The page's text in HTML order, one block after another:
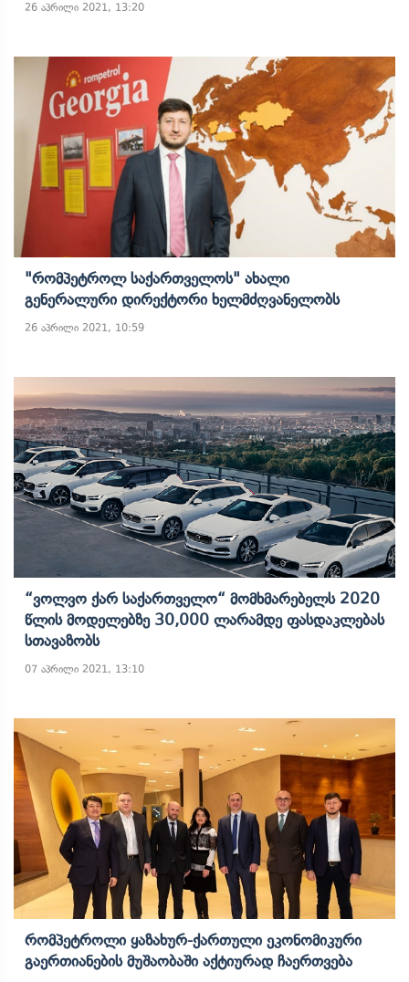
26 აპრილი 2021, 13:20
"რომპეტროლ Საქართველოს" Ახალი
Გენერალური Დირექტორი Ხელმძღვანელობს
26 აპრილი 2021, 10:59
“ვოლვო Ქარ Საქართველო“ Მომხმარებელს 2020
Წლის Მოდელებზე 30,000 Ლარამდე Ფასდაკლებას
Სთავაზობს
07 აპრილი 2021, 13:10
Რომპეტროლი Ყაზახურ-Ქართული Ეკონომიკური
Გაერთიანების Მუშაობაში Აქტიურად Ჩაერთვება